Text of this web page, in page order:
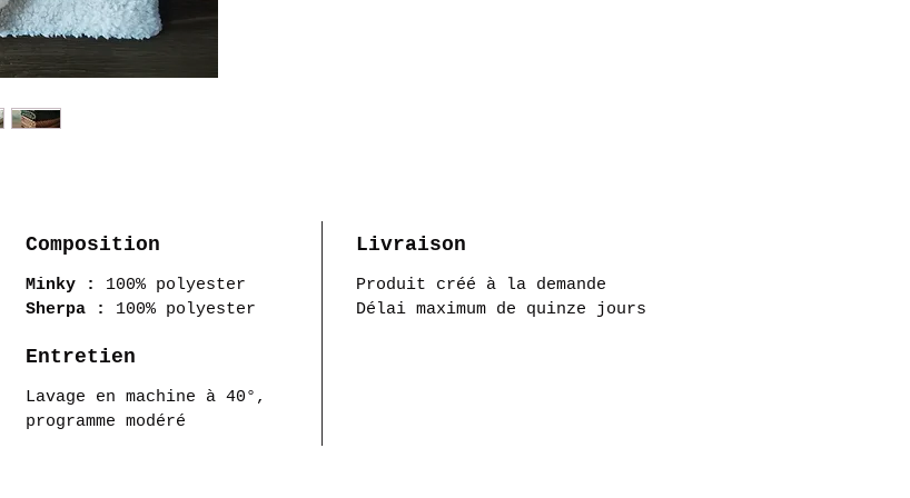
Composition
Minky : 100% polyester
Sherpa : 100% polyester
Livraison
Produit créé à la demande
Délai maximum de quinze jours
Entretien
Lavage en machine à 40°,
programme modéré